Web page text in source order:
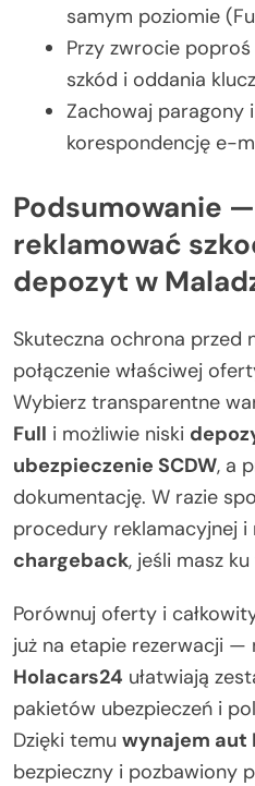
samym poziomie
Przy zwrocie
szkód i oddania
Zachowaj paragony
korespondencję e-
Podsumowanie
reklamować
depozyt w
Skuteczna ochrona przed
połączenie właściwej
Wybierz transparentne
Full i możliwie niski
ubezpieczenie SCDW, a
dokumentację. W razie
procedury reklamacyjnej i
chargeback, jeśli masz
Porównuj oferty i
już na etapie rezerwacji —
Holacars24 ułatwiają
pakietów ubezpieczeń i
Dzięki temu wynajem aut
bezpieczny i pozbawiony